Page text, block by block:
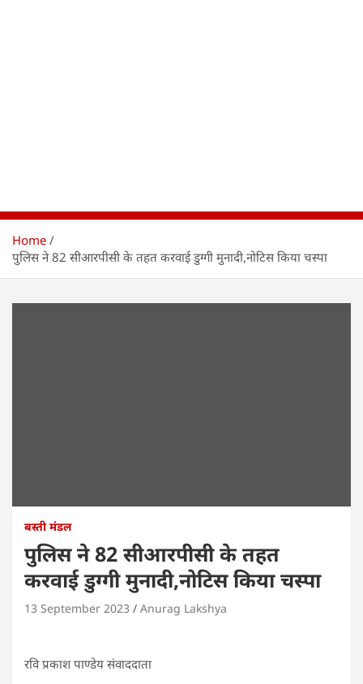
Home
पुलिस ने 82 सीआरपीसी के तहत करवाई डुग्गी मुनादी,नोटिस किया चस्पा
बस्ती मंडल
पुलिस ने 82 सीआरपीसी के तहत
करवाई डुग्गी मुनादी,नोटिस किया चस्पा
13 September 2023 Anurag Lakshya
रवि प्रकाश पाण्डेय संवाददाता